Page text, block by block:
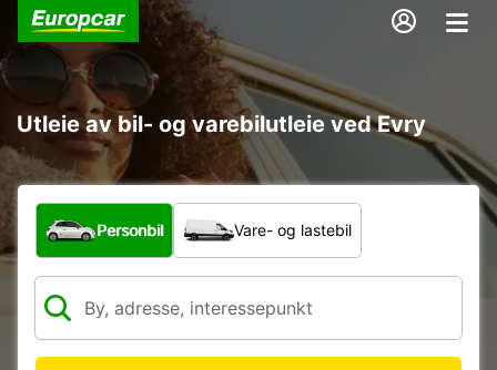
Utleie av bil- og varebilutleie ved Evry
Hvilken type bil?
Personbil Vare- og lastebil